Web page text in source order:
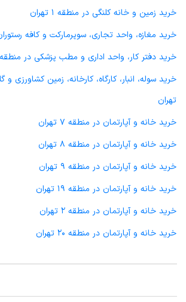
خرید زمین و خانه کلنگی در منطقه 1 تهران
خرید مغازه، واحد تجاری، سوپرمارکت و کافه رستوران در
خرید دفتر کار، واحد اداری و مطب پزشکی در منطقه 1 تهران
تهران
خرید خانه و آپارتمان در منطقه 7 تهران
خرید خانه و آپارتمان در منطقه 8 تهران
خرید خانه و آپارتمان در منطقه 9 تهران
خرید خانه و آپارتمان در منطقه 19 تهران
خرید خانه و آپارتمان در منطقه 2 تهران
خرید خانه و آپارتمان در منطقه 20 تهران